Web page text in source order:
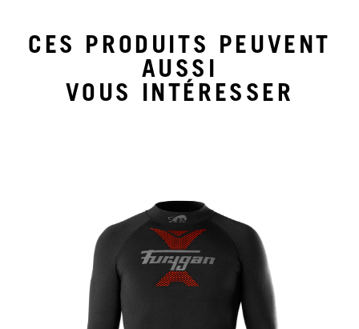
CES PRODUITS PEUVENT
AUSSI
VOUS INTÉRESSER